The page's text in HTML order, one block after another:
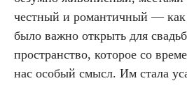
честный и романтичный —
было важно открыть для
пространство, которое со
нас особый смысл. Им стала